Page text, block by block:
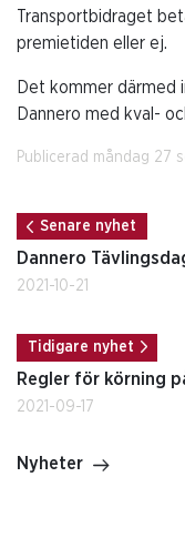
Transportbidraget
premietiden eller ej.
Det kommer därmed
Dannero med kval-
Publicerad måndag 27
Senare nyhet
Dannero
2021-10-21
Tidigare nyhet
Regler för körning
2021-09-17
Nyheter